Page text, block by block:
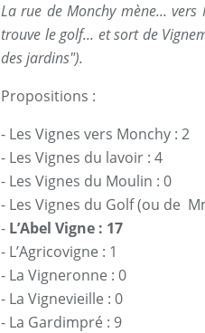
La rue de Monchy mène...
trouve le golf... et sort de
des jardins").
Propositions :
- Les Vignes vers Monchy : 2
- Les Vignes du lavoir : 4
- Les Vignes du Moulin : 0
- Les Vignes du Golf (ou de
- L’Abel Vigne : 17
- L’Agricovigne : 1
- La Vigneronne : 0
- La Vignevieille : 0
- La Gardimpré : 9